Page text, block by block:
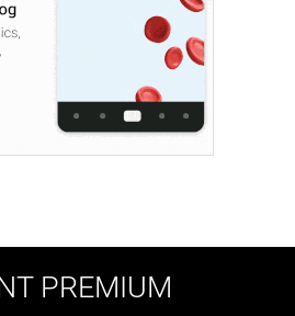
PREMIUM